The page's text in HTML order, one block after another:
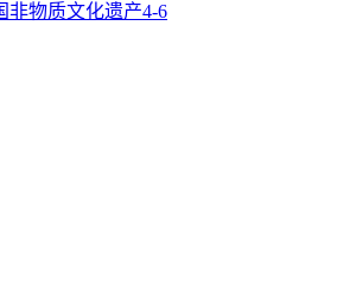
非物质文化遗产4-6